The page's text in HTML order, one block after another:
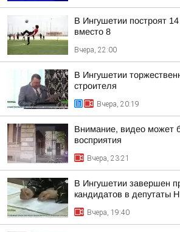
В Ингушетии построят
вместо 8
Вчера, 22:00
В Ингушетии
строителя
Вчера, 20:19
Внимание, видео может
восприятия
Вчера, 23:21
В Ингушетии завершен
кандидатов в депутаты
Вчера, 19:40